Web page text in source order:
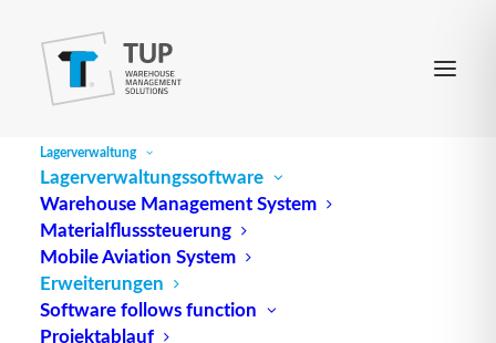
Lagerverwaltung
Lagerverwaltungssoftware
Warehouse Management System
Materialflusssteuerung
Mobile Aviation System
Erweiterungen
Software follows function
Projektablauf Erweiterungen